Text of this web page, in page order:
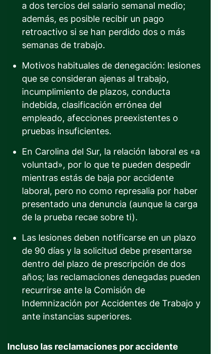
a dos tercios del salario semanal medio;
además, es posible recibir un pago
retroactivo si se han perdido dos o más
semanas de trabajo.
Motivos habituales de denegación: lesiones
que se consideran ajenas al trabajo,
incumplimiento de plazos, conducta
indebida, clasificación errónea del
empleado, afecciones preexistentes o
pruebas insuficientes.
En Carolina del Sur, la relación laboral es «a
voluntad», por lo que te pueden despedir
mientras estás de baja por accidente
laboral, pero no como represalia por haber
presentado una denuncia (aunque la carga
de la prueba recae sobre ti).
Las lesiones deben notificarse en un plazo
de 90 días y la solicitud debe presentarse
dentro del plazo de prescripción de dos
años; las reclamaciones denegadas pueden
recurrirse ante la Comisión de
Indemnización por Accidentes de Trabajo y
ante instancias superiores.
Incluso las reclamaciones por accidente